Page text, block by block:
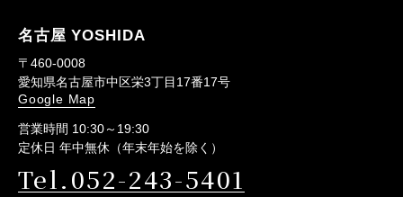
名古屋 YOSHIDA
〒460-0008
愛知県名古屋市中区栄3丁目17番17号
Google Map
営業時間 10:30～19:30
定休日 年中無休（年末年始を除く）
Tel.052-243-5401